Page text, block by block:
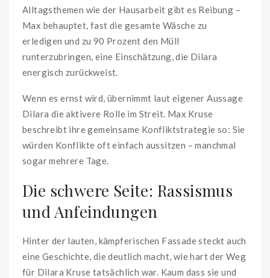
Alltagsthemen wie der Hausarbeit gibt es Reibung –
Max behauptet, fast die gesamte Wäsche zu
erledigen und zu 90 Prozent den Müll
runterzubringen, eine Einschätzung, die Dilara
energisch zurückweist.
Wenn es ernst wird, übernimmt laut eigener Aussage
Dilara die aktivere Rolle im Streit. Max Kruse
beschreibt ihre gemeinsame Konfliktstrategie so: Sie
würden Konflikte oft einfach aussitzen – manchmal
sogar mehrere Tage.
Die schwere Seite: Rassismus
und Anfeindungen
Hinter der lauten, kämpferischen Fassade steckt auch
eine Geschichte, die deutlich macht, wie hart der Weg
für Dilara Kruse tatsächlich war. Kaum dass sie und